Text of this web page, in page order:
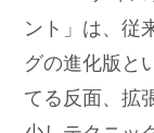
ント」は、従
グの進化版と
てる反面、拡